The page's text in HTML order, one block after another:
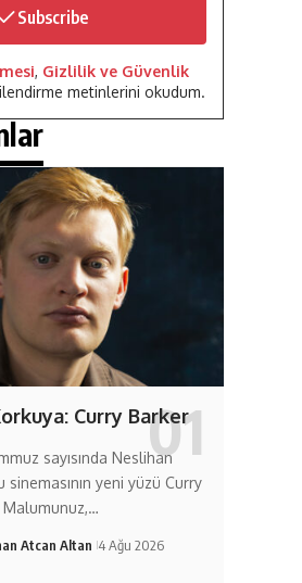
Subscribe
, Gizlilik ve Güvenlik
metinlerini okudum.
Curry Barker
sayısında Neslihan
yeni yüzü Curry
Malumunuz,…
Atcan Altan 4 Ağu 2026